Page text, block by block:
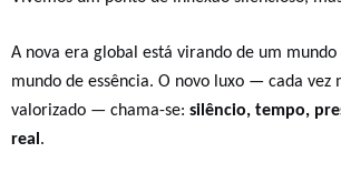
A nova era global está virando de um mundo
mundo de essência. O novo luxo — cada vez
valorizado — chama-se: silêncio, tempo,
real .